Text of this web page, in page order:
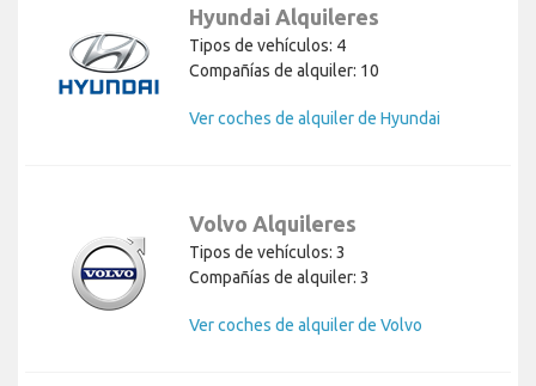
Hyundai Alquileres
Tipos de vehículos: 4
Compañías de alquiler: 10
Ver coches de alquiler de Hyundai
Volvo Alquileres
Tipos de vehículos: 3
Compañías de alquiler: 3
Ver coches de alquiler de Volvo